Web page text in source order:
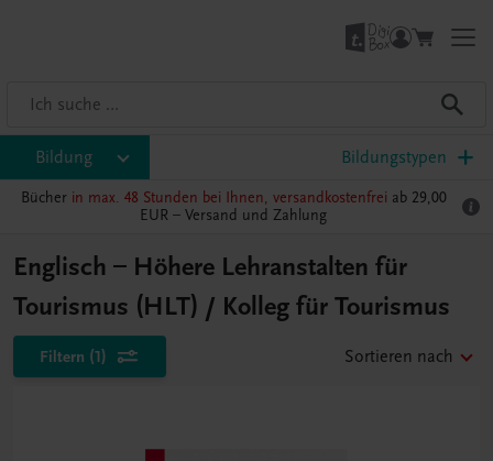
Bildung Bildungstypen
Bücher in max. 48 Stunden bei Ihnen, versandkostenfrei ab 29,00
EUR – Versand und Zahlung
Englisch – Höhere Lehranstalten für
Tourismus (HLT) / Kolleg für Tourismus
Filtern (1) Sortieren nach